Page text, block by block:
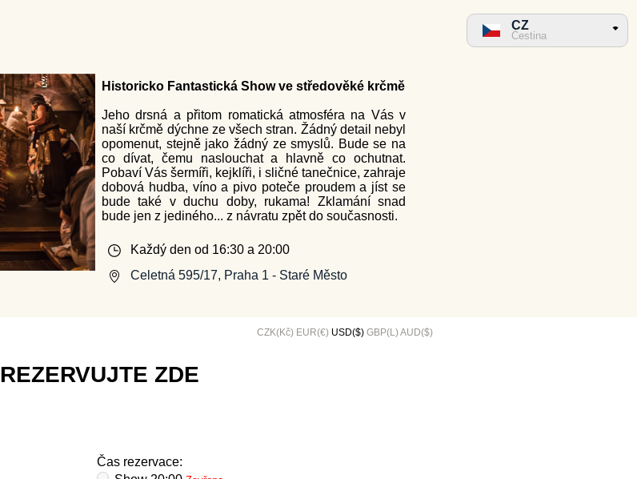
CZ
Čestina
Historicko Fantastická Show ve středověké krčmě
Jeho drsná a přitom romatická atmosféra na Vás v
naší krčmě dýchne ze všech stran. Žádný detail nebyl
opomenut, stejně jako žádný ze smyslů. Bude se na
co dívat, čemu naslouchat a hlavně co ochutnat.
Pobaví Vás šermíři, kejklíři, i sličné tanečnice, zahraje
dobová hudba, víno a pivo poteče proudem a jíst se
bude také v duchu doby, rukama! Zklamání snad
bude jen z jediného... z návratu zpět do současnosti.
Každý den od 16:30 a 20:00
Celetná 595/17, Praha 1 - Staré Město
CZK(Kč) EUR(€) USD($) GBP(L)AUD($)
REZERVUJTE ZDE
Čas rezervace: